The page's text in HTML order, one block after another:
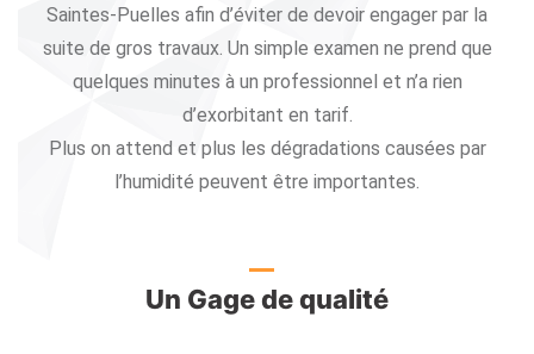
Saintes-Puelles afin d’éviter de devoir engager par la
suite de gros travaux. Un simple examen ne prend que
quelques minutes à un professionnel et n’a rien
d’exorbitant en tarif.
Plus on attend et plus les dégradations causées par
l’humidité peuvent être importantes.
Un Gage de qualité